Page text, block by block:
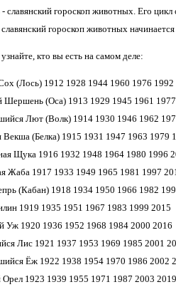
- славянский гороскоп животных. Его
гороскоп животных
кто вы есть на самом деле:
(Лось) 1912 1928 1944 1960 1976 1992
(Оса) 1913 1929 1945 1961
Лют (Волк) 1914 1930 1946 1962
Векша (Белка) 1915 1931 1947 1963 1979
Щука 1916 1932 1948 1964 1980 1996
Жаба 1917 1933 1949 1965 1981 1997
(Кабан) 1918 1934 1950 1966 1982
1919 1935 1951 1967 1983 1999 2015
1920 1936 1952 1968 1984 2000 2016
Лис 1921 1937 1953 1969 1985 2001
Ёж 1922 1938 1954 1970 1986 2002
1923 1939 1955 1971 1987 2003 2019